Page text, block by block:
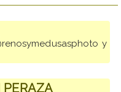
y
PERAZA